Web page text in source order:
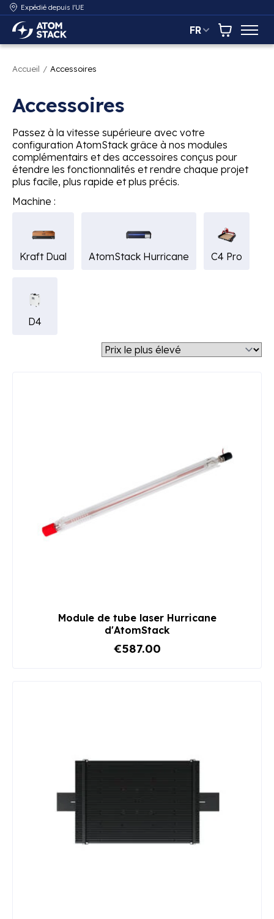
Expédié depuis l'UE
AtomStack Europe FR Panier
Accueil / Accessoires
Accessoires
Passez à la vitesse supérieure avec votre
configuration AtomStack grâce à nos modules
complémentairs et des accessoires conçus pour
étendre les fonctionnalités et rendre chaque projet
plus facile, plus rapide et plus précis.
Machine :
Kraft Dual AtomStack Hurricane C4 Pro
D4
Module de tube laser Hurricane
d'AtomStack
€587.00